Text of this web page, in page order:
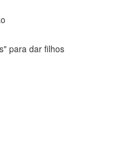
para dar filhos